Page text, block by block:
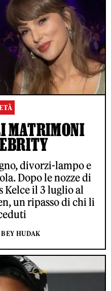
MATRIMONI
divorzi-lampo e
Dopo le nozze di
Kelce il 3 luglio al
un ripasso di chi li
HUDAK